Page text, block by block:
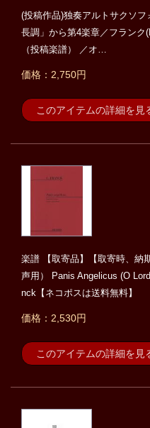
(投稿作品)独奏アルトサクソ
長調」から第4楽章／フラン
（投稿楽譜） ／オ…
価格：2,750円
このアイテムの詳細を見
楽譜 【取寄品】【取寄時、納
声用） Panis Angelicus (O
nck【ネコポスは送料無料】
価格：2,530円
このアイテムの詳細を見